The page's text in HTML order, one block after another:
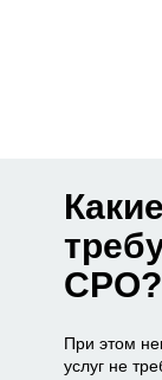
СРО?
При этом
услуг не